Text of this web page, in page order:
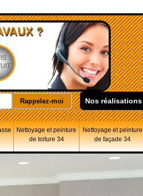
?
Nos réalisations
Nettoyage et peinture
de toiture 34
Nettoyage et peinture
de façade 34